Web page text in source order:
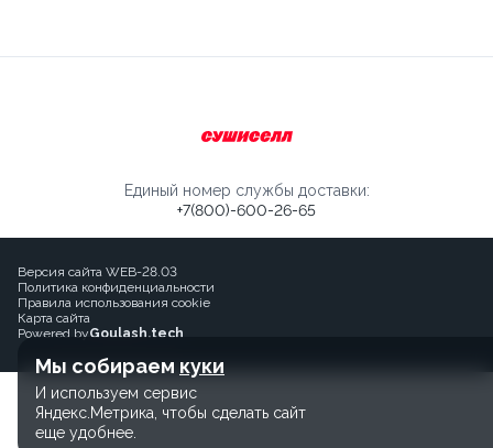
Единый номер службы доставки:
+7(800)-600-26-65
Мы собираем куки
И используем сервис
Яндекс.Метрика, чтобы сделать сайт
еще удобнее.
Версия сайта WEB-28.03
Политика конфиденциальности
Правила использования cookie
Карта сайта
Powered byGoulash.tech